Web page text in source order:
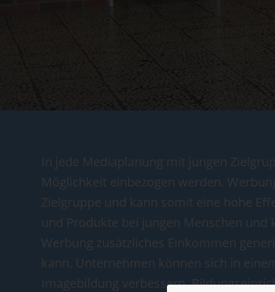
In jede Mediaplanung mit jungen
Möglichkeit einbezogen werden.
Zielgruppe und kann somit eine hohe
und Produkte bei jungen Menschen
Werbung zusätzliches Einkommen
kann. Unternehmen können sich in
Imagebildung verbessern.